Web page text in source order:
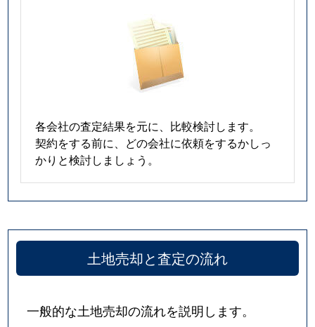
各会社の査定結果を元に、比較検討します。
契約をする前に、どの会社に依頼をするかしっ
かりと検討しましょう。
土地売却と査定の流れ
一般的な土地売却の流れを説明します。